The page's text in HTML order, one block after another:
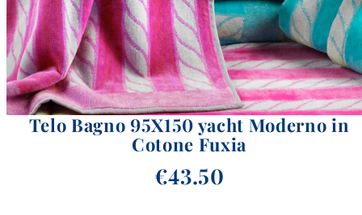
Telo Bagno 95X150 yacht Moderno in
Cotone Fuxia
€43.50